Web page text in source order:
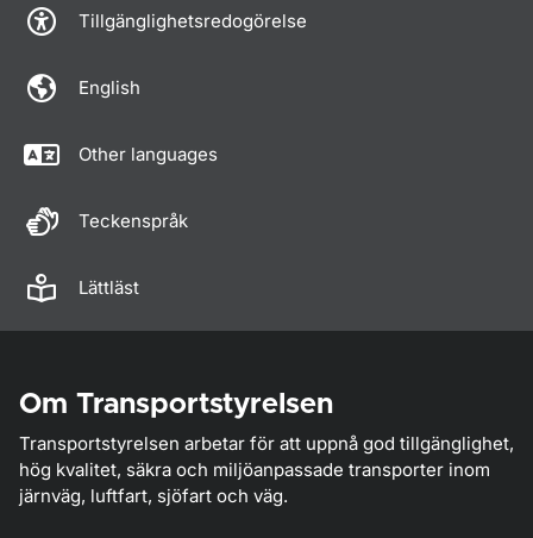
Tillgänglighetsredogörelse
English
Other languages
Teckenspråk
Lättläst
Om Transportstyrelsen
Transportstyrelsen arbetar för att uppnå god tillgänglighet,
hög kvalitet, säkra och miljöanpassade transporter inom
järnväg, luftfart, sjöfart och väg.